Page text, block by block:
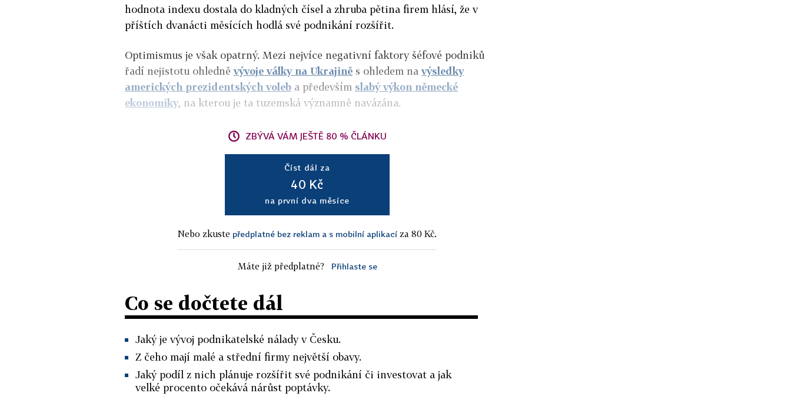
hodnota indexu dostala do kladných čísel a zhruba pětina firem hlásí, že v
příštích dvanácti měsících hodlá své podnikání rozšířit.
Optimismus je však opatrný. Mezi nejvíce negativní faktory šéfové podniků
řadí nejistotu ohledněvývoje války na Ukrajině s ohledem navýsledky
amerických prezidentských voleb a především slabý výkon německé
ekonomiky, na kterou je ta tuzemská významně navázána.
ZBÝVÁ VÁM JEŠTĚ 80 % ČLÁNKU
Číst dál za
40 Kč
na první dva měsíce
Nebo zkuste předplatné bez reklam a s mobilní aplikací za 80 Kč.
Máte již předplatné? Přihlaste se
Co se dočtete dál
Jaký je vývoj podnikatelské nálady v Česku.
Z čeho mají malé a střední firmy největší obavy.
Jaký podíl z nich plánuje rozšířit své podnikání či investovat a jak
velké procento očekává nárůst poptávky.